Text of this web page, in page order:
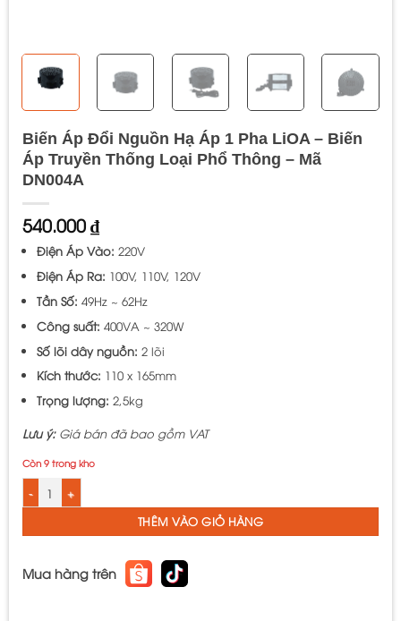
Biến Áp Đổi Nguồn Hạ Áp 1 Pha LiOA – Biến
Áp Truyền Thống Loại Phổ Thông – Mã
DN004A
540.000₫
Điện Áp Vào: 220V
Điện Áp Ra: 100V, 110V, 120V
Tần Số: 49Hz ~ 62Hz
Công suất: 400VA ~ 320W
Số lõi dây nguồn: 2 lõi
Kích thước: 110 x 165mm
Trọng lượng: 2,5kg
Lưu ý:Giá bán đã bao gồm VAT
Còn 9 trong kho
THÊM VÀO GIỎ HÀNG
Mua hàng trên